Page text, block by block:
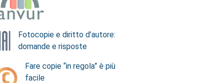
Fotocopie e diritto d’autore:
domande e risposte
Fare copie “in regola” è più
facile